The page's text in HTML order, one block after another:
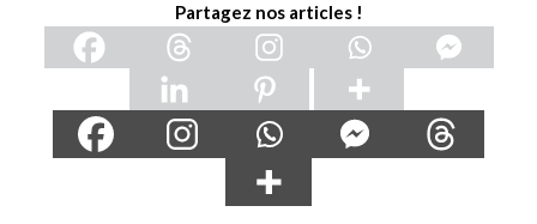
Partagez nos articles !